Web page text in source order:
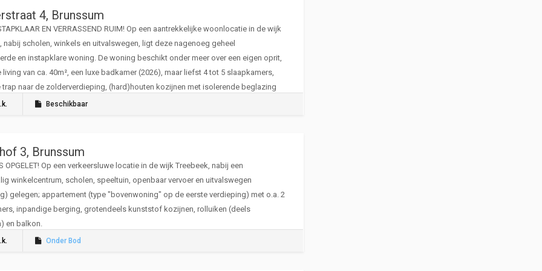
4, Brunssum
EN VERRASSEND RUIM! Op een aantrekkelijke woonlocatie in de wijk
nabij scholen, winkels en uitvalswegen, ligt deze nagenoeg geheel
en instapklare woning. De woning beschikt onder meer over een eigen oprit,
living van ca. 40m², een luxe badkamer (2026), maar liefst 4 tot 5 slaapkamers,
trap naar de zolderverdieping, (hard)houten kozijnen met isolerende beglazing
aangelegde, privacyvolle tuin.
Beschikbaar
3, Brunssum
OPGELET! Op een verkeersluwe locatie in de wijk Treebeek, nabij een
winkelcentrum, scholen, speeltuin, openbaar vervoer en uitvalswegen
gelegen; appartement (type "bovenwoning" op de eerste verdieping) met o.a. 2
inpandige berging, grotendeels kunststof kozijnen, rolluiken (deels
en balkon.
Onder Bod